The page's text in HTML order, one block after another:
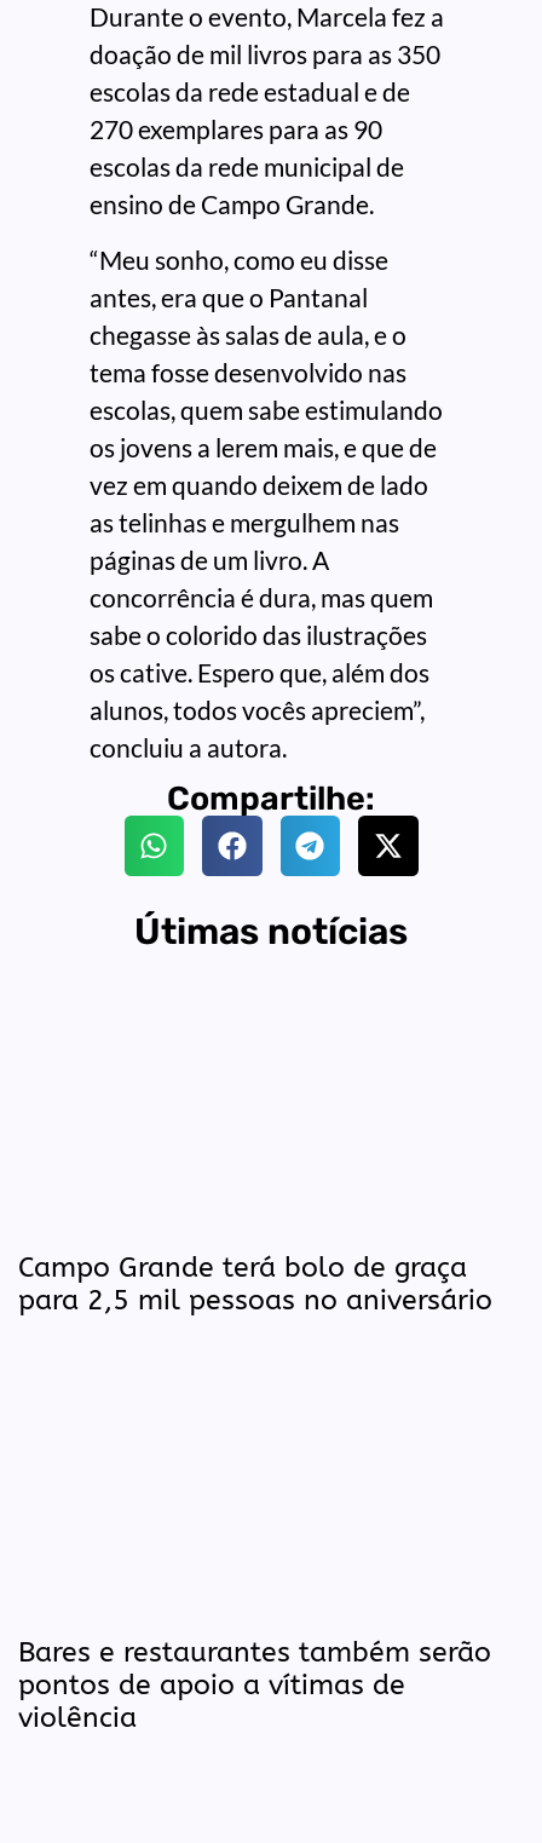
Durante o evento, Marcela fez a
doação de mil livros para as 350
escolas da rede estadual e de
270 exemplares para as 90
escolas da rede municipal de
ensino de Campo Grande.
“Meu sonho, como eu disse
antes, era que o Pantanal
chegasse às salas de aula, e o
tema fosse desenvolvido nas
escolas, quem sabe estimulando
os jovens a lerem mais, e que de
vez em quando deixem de lado
as telinhas e mergulhem nas
páginas de um livro. A
concorrência é dura, mas quem
sabe o colorido das ilustrações
os cative. Espero que, além dos
alunos, todos vocês apreciem”,
concluiu a autora.
Compartilhe:
Útimas notícias
Campo Grande terá bolo de graça
para 2,5 mil pessoas no aniversário
Bares e restaurantes também serão
pontos de apoio a vítimas de
violência